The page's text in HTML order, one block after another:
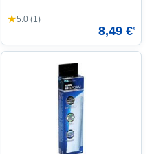
★5.0 (1)
8,49 €*